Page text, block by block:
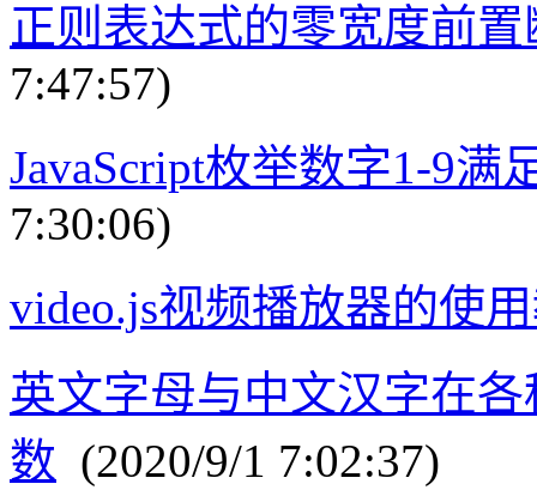
正则表达式的零宽度前
7:47:57)
JavaScript枚举数字1-9满
7:30:06)
video.js视频播放器的使
英文字母与中文汉字在
数 (2020/9/1 7:02:37)